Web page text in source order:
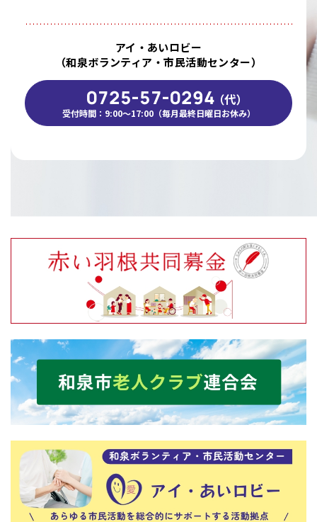
アイ・あいロビー
（和泉ボランティア・市民活動センター）
0725-57-0294（代）
受付時間：9:00～17:00（毎月最終日曜日お休み）